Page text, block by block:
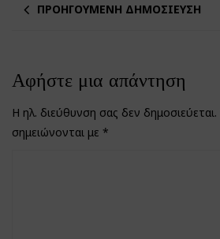
ΠΡΟΗΓΟΎΜΕΝΗ ΔΗΜΟΣΊΕΥΣΗ
Αφήστε μια απάντηση
Η ηλ. διεύθυνση σας δεν δημοσιεύεται.
σημειώνονται με *